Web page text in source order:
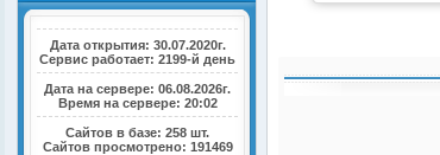
Дата открытия: 30.07.2020г.
Сервис работает: 2199-й день
Дата на сервере: 06.08.2026г.
Время на сервере: 20:02
Сайтов в базе: 258 шт.
Сайтов просмотрено: 191469